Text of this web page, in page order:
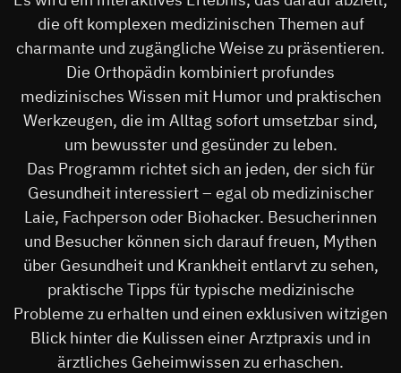
die oft komplexen medizinischen Themen auf
charmante und zugängliche Weise zu präsentieren.
Die Orthopädin kombiniert profundes
medizinisches Wissen mit Humor und praktischen
Werkzeugen, die im Alltag sofort umsetzbar sind,
um bewusster und gesünder zu leben.
Das Programm richtet sich an jeden, der sich für
Gesundheit interessiert – egal ob medizinischer
Laie, Fachperson oder Biohacker. Besucherinnen
und Besucher können sich darauf freuen, Mythen
über Gesundheit und Krankheit entlarvt zu sehen,
praktische Tipps für typische medizinische
Probleme zu erhalten und einen exklusiven witzigen
Blick hinter die Kulissen einer Arztpraxis und in
ärztliches Geheimwissen zu erhaschen.